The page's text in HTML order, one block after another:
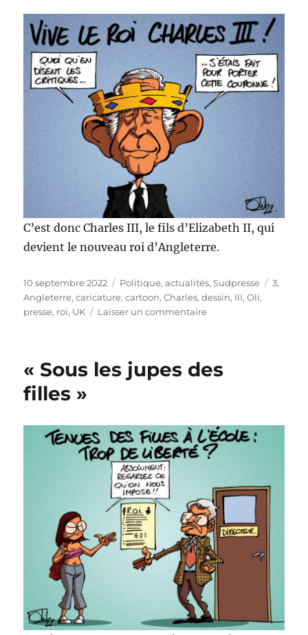
C’est donc Charles III, le fils d’Elizabeth II, qui
devient le nouveau roi d’Angleterre.
Publié
le
10 septembre 2022 Catégories
Politique, actualités,Sudpresse 3,
Angleterre,caricature,cartoon,Charles,dessin, III,Oli,
presse, roi, UK Laisser un commentairesur
King
« Sous les jupes des
filles »